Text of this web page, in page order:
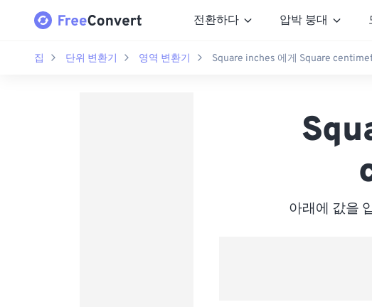
전환하다 압박 붕대
집 단위 변환기 영역 변환기 Square inches 에게 Square
아래에 값을